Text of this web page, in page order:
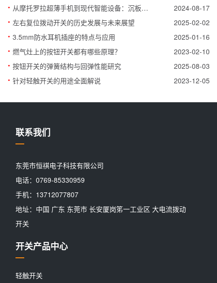
· 从摩托罗拉超薄手机到现代智能设备：沉板轻触开关的演变史 2024-08-17
· 左右复位拨动开关的历史发展与未来展望 2025-02-02
· 3.5mm防水耳机插座的特点与应用 2025-01-16
· 燃气灶上的按钮开关都有哪些原理？ 2023-02-10
· 按钮开关的弹簧结构与回弹性能研究 2025-08-03
· 针对轻触开关的用途全面解说 2023-12-05
联系我们
东莞市恒祺电子科技有限公司
电话：0769-85330959
手机：13712077807
地址：中国 广东 东莞市 长安厦岗笫一工业区 大电流拨动
开关
开关产品中心
轻触开关